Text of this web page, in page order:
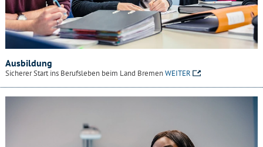
Ausbildung
Sicherer Start ins Berufsleben beim Land BremenWEITER